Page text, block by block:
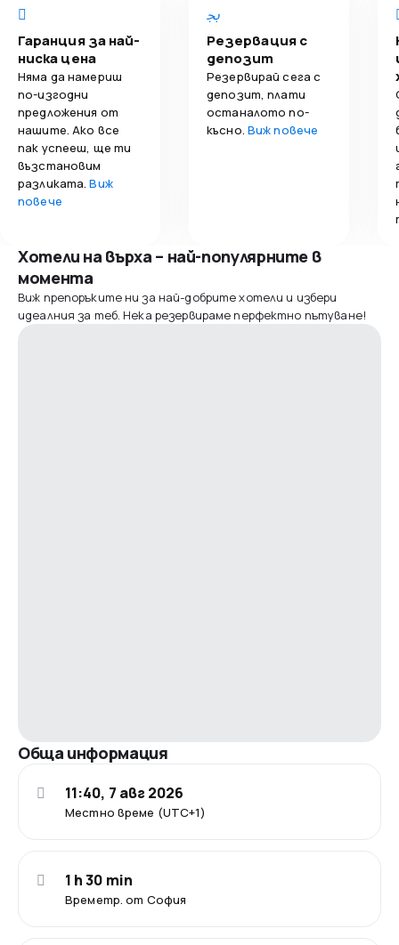
Гаранция за най-
ниска цена
Няма да намериш
по-изгодни
предложения от
нашите. Ако все
пак успееш, ще ти
възстановим
разликата.Виж
повече
Резервация с
депозит
Резервирай сега с
депозит, плати
останалото по-
късно. Виж повече
Хотели на върха – най-популярните в
момента
Виж препоръките ни за най-добрите хотели и избери
идеалния за теб. Нека резервираме перфектно пътуване!
Обща информация
Местно време (UTC+1)
11:40, 7 авг 2026
Времетр. от София
1 h 30 min